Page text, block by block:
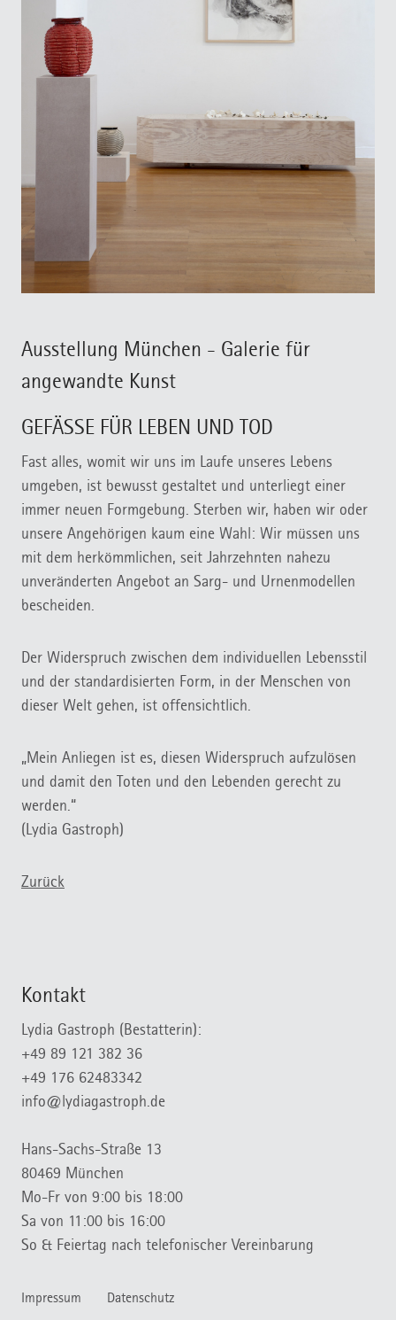
Ausstellung München - Galerie für
angewandte Kunst
GEFÄSSE FÜR LEBEN UND TOD
Fast alles, womit wir uns im Laufe unseres Lebens
umgeben, ist bewusst gestaltet und unterliegt einer
immer neuen Formgebung. Sterben wir, haben wir oder
unsere Angehörigen kaum eine Wahl: Wir müssen uns
mit dem herkömmlichen, seit Jahrzehnten nahezu
unveränderten Angebot an Sarg- und Urnenmodellen
bescheiden.
Der Widerspruch zwischen dem individuellen Lebensstil
und der standardisierten Form, in der Menschen von
dieser Welt gehen, ist offensichtlich.
„Mein Anliegen ist es, diesen Widerspruch aufzulösen
und damit den Toten und den Lebenden gerecht zu
werden.“
(Lydia Gastroph)
Zurück
Kontakt
Lydia Gastroph (Bestatterin):
+49 89 121 382 36
+49 176 62483342
info@lydiagastroph.de
Hans-Sachs-Straße 13
80469 München
Mo-Fr von 9:00 bis 18:00
Sa von 11:00 bis 16:00
So & Feiertag nach telefonischer Vereinbarung
Impressum Datenschutz